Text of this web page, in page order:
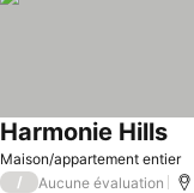
Maison/appartement entier
Harmonie Hills
/ Aucune évaluation